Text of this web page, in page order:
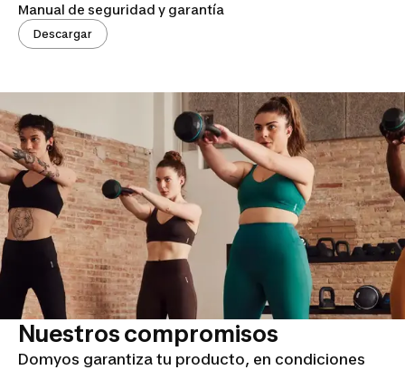
Manual de seguridad y garantía
Descargar
Nuestros compromisos
Domyos garantiza tu producto, en condiciones